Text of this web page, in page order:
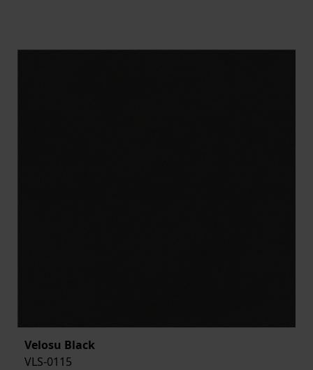
Velosu Black
VLS-0115